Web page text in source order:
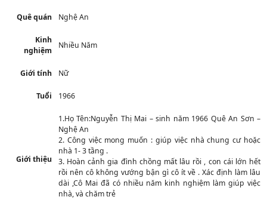
Quê quán Nghệ An
Kinh
nghiệm
Nhiều Năm
Giới tính Nữ
Tuổi 1966
Giới thiệu
1.Họ Tên:Nguyễn Thị Mai – sinh năm 1966 Quê An Sơn –
Nghệ An
2. Công việc mong muốn : giúp việc nhà chung cư hoặc
nhà 1- 3 tầng .
3. Hoàn cảnh gia đình chồng mất lâu rồi , con cái lớn hết
rồi nên cô không vướng bận gì cô ít về . Xác định làm lâu
dài ,Cô Mai đã có nhiều năm kinh nghiệm làm giúp việc
nhà, và chăm trẻ